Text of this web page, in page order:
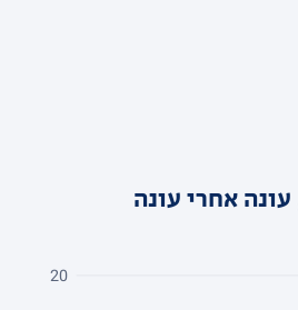
אחרי עונה
20